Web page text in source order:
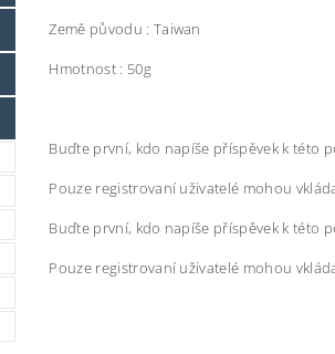
Země původu : Taiwan
Hmotnost : 50g
Buďte první, kdo napíše příspěvek k této
Pouze registrovaní uživatelé mohou
Buďte první, kdo napíše příspěvek k této
Pouze registrovaní uživatelé mohou